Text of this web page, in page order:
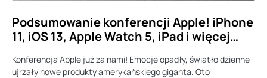
Podsumowanie konferencji Apple! iPhone
11, iOS 13, Apple Watch 5, iPad i więcej…
Konferencja Apple już za nami! Emocje opadły, światło dzienne
ujrzały nowe produkty amerykańskiego giganta. Oto